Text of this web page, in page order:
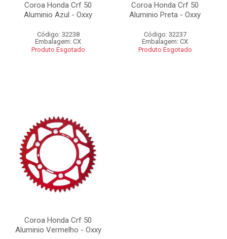
Coroa Honda Crf 50
Aluminio Azul - Oxxy
Código: 32238
Embalagem: CX
Produto Esgotado
Coroa Honda Crf 50
Aluminio Preta - Oxxy
Código: 32237
Embalagem: CX
Produto Esgotado
Coroa Honda Crf 50
Aluminio Vermelho - Oxxy